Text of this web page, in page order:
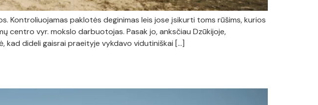
Kontroliuojamas paklotės deginimas leis jose įsikurti toms rūšims, kurios
centro vyr. mokslo darbuotojas. Pasak jo, anksčiau Dzūkijoje,
kad dideli gaisrai praeityje vykdavo vidutiniškai […]